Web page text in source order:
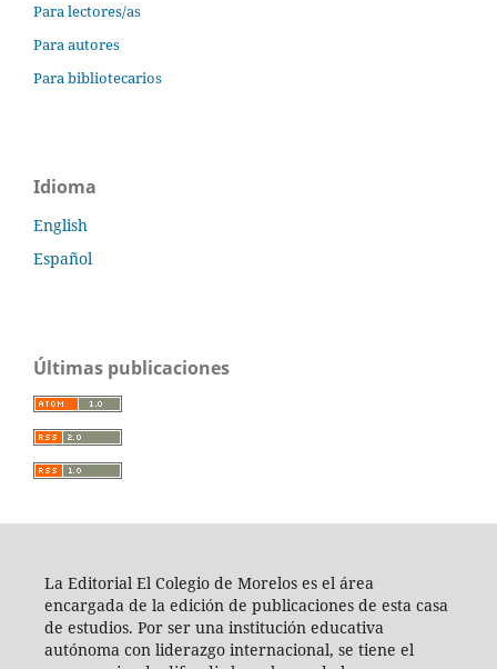
Para lectores/as
Para autores
Para bibliotecarios
Idioma
English
Español
Últimas publicaciones
La Editorial El Colegio de Morelos es el área
encargada de la edición de publicaciones de esta casa
de estudios. Por ser una institución educativa
autónoma con liderazgo internacional, se tiene el